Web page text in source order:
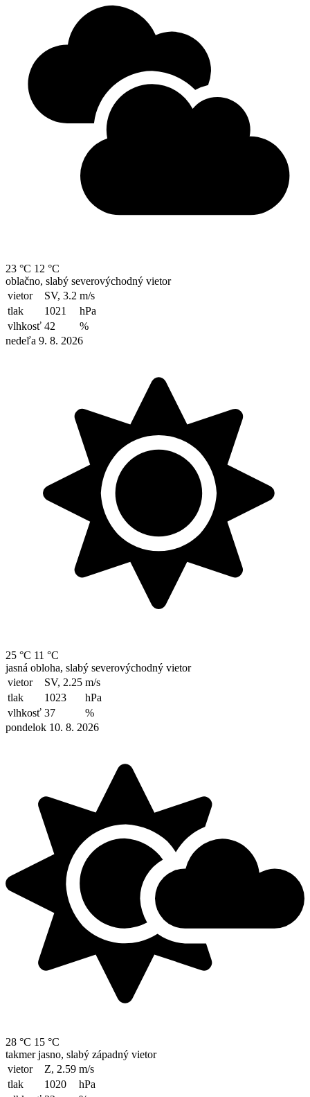
23 °C 12 °C
oblačno, slabý severovýchodný vietor
vietor
SV, 3.2 m/s
tlak
1021
hPa
vlhkosť 42
%
nedeľa 9. 8. 2026
25 °C 11 °C
jasná obloha, slabý severovýchodný vietor
vietor
SV, 2.25 m/s
tlak
1023
hPa
vlhkosť 37
%
pondelok 10. 8. 2026
28 °C 15 °C
takmer jasno, slabý západný vietor
vietor
Z, 2.59 m/s
tlak
1020
hPa